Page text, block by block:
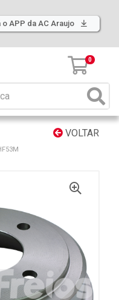
o APP da AC Araujo
0
VOLTAR